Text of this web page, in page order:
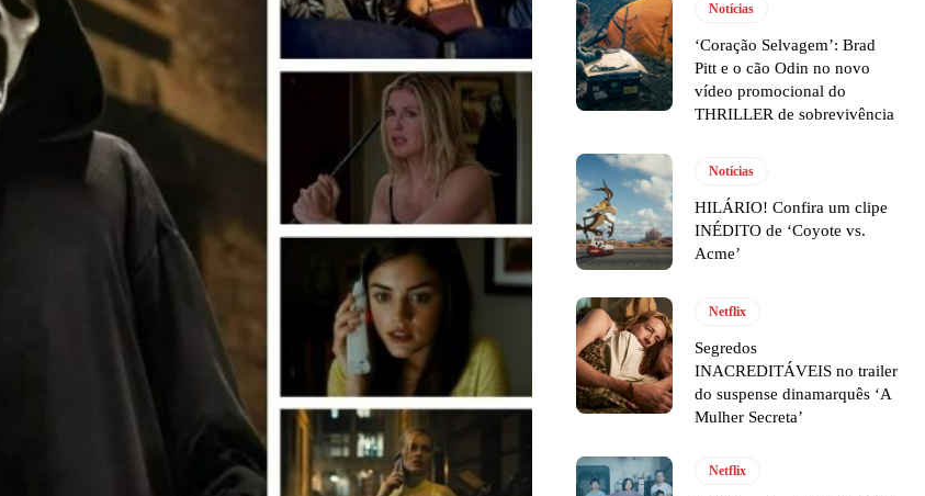
Notícias
‘Coração Selvagem’: Brad
Pitt e o cão Odin no novo
vídeo promocional do
THRILLER de sobrevivência
Notícias
HILÁRIO! Confira um clipe
INÉDITO de ‘Coyote vs.
Acme’
Netflix
Segredos
INACREDITÁVEIS no trailer
do suspense dinamarquês ‘A
Mulher Secreta’
Netflix